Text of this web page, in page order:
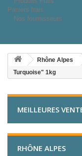
Paniers frais
Nos fournisseurs
Rhône Alpes
Turquoise" 1kg
MEILLEURES
RHÔNE ALPES